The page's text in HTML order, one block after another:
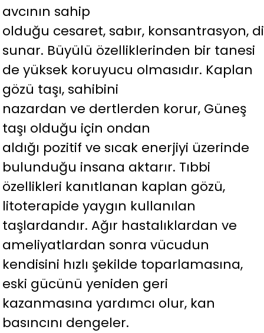
avcının sahip
olduğu cesaret, sabır, konsantrasyon,
sunar. Büyülü özelliklerinden bir tanesi
de yüksek koruyucu olmasıdır. Kaplan
gözü taşı, sahibini
nazardan ve dertlerden korur, Güneş
taşı olduğu için ondan
aldığı pozitif ve sıcak enerjiyi üzerinde
bulunduğu insana aktarır. Tıbbi
özellikleri kanıtlanan kaplan gözü,
litoterapide yaygın kullanılan
taşlardandır. Ağır hastalıklardan ve
ameliyatlardan sonra vücudun
kendisini hızlı şekilde toparlamasına,
eski gücünü yeniden geri
kazanmasına yardımcı olur, kan
basıncını dengeler.